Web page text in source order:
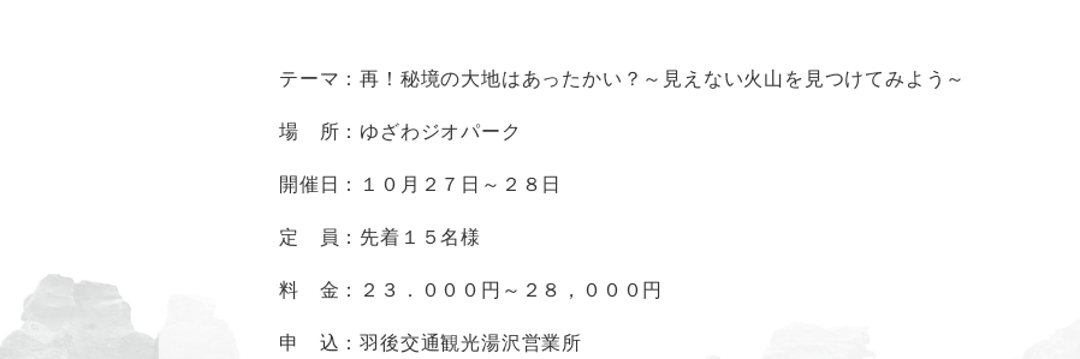
テーマ：再！秘境の大地はあったかい？～見えない火山を見つけてみよう～
場 所：ゆざわジオパーク
開催日：１０月２７日～２８日
定 員：先着１５名様
料 金：２３．０００円～２８，０００円
申 込：羽後交通観光湯沢営業所